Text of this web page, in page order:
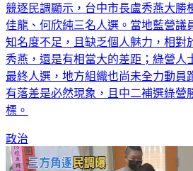
競逐民調顯示，台中市長盧秀燕大勝
佳龍、何欣純三名人選。當地藍營議
知名度不足，且缺乏個人魅力，相對
秀燕，還是有相當大的差距；綠營人
最終人選，地方組織也尚未全力動員
有落差是必然現象，且中二補選綠營
標。
政治